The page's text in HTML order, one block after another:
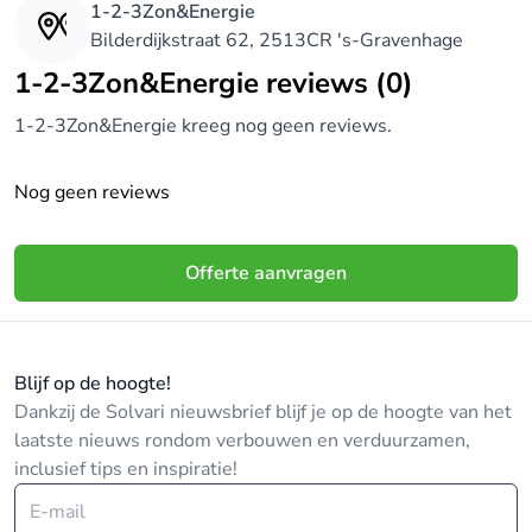
1-2-3Zon&Energie
Bilderdijkstraat 62, 2513CR 's-Gravenhage
1-2-3Zon&Energie reviews (0)
1-2-3Zon&Energie kreeg nog geen reviews.
Nog geen reviews
Offerte aanvragen
Blijf op de hoogte!
Dankzij de Solvari nieuwsbrief blijf je op de hoogte van het
laatste nieuws rondom verbouwen en verduurzamen,
inclusief tips en inspiratie!